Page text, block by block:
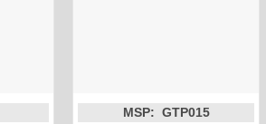
MSP: GTP015